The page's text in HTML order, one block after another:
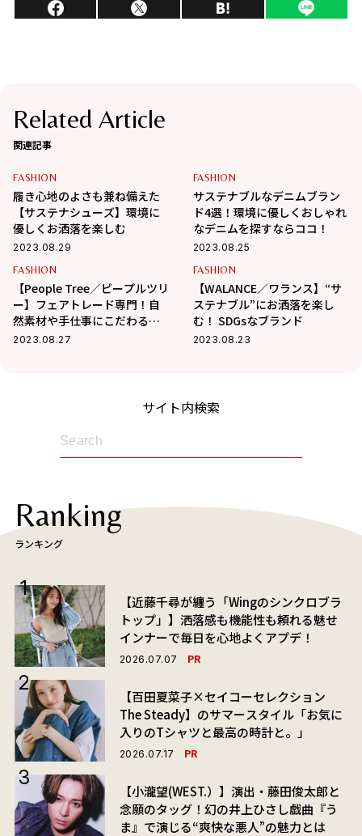
Related Article
関連記事
FASHION
履き心地のよさも兼ね備えた
【サステナシューズ】環境に
優しくお洒落を楽しむ
2023.08.29
FASHION
サステナブルなデニムブラン
ド4選！環境に優しくおしゃれ
なデニムを探すならココ！
2023.08.25
FASHION
【People Tree／ピープルツリ
ー】フェアトレード専門！自
然素材や手仕事にこだわる
SDGsなブランド
2023.08.27
FASHION
【WALANCE／ワランス】“サ
ステナブル”にお洒落を楽し
む！ SDGsなブランド
2023.08.23
サイト内検索
Ranking
ランキング
【近藤千尋が纏う「Wingのシンクロブラ
トップ」】洒落感も機能性も頼れる魅せ
インナーで毎日を心地よくアプデ！
2026.07.07 PR
【百田夏菜子×セイコーセレクション
The Steady】のサマースタイル「お気に
入りのTシャツと最高の時計と。」
2026.07.17 PR
【小瀧望(WEST.）】演出・藤田俊太郎と
念願のタッグ！幻の井上ひさし戯曲『う
ま』で演じる“爽快な悪人”の魅力とは